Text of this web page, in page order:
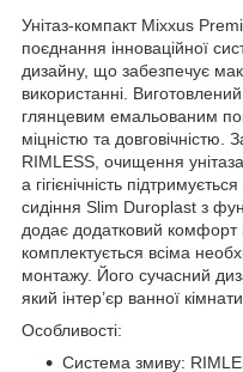
Унітаз-компакт Mixxus
поєднання інноваційної
дизайну, що забезпечує
використанні.
глянцевим емальованим
міцністю та довговічністю.
RIMLESS, очищення
а гігієнічність
сидіння Slim Duroplast з
додає додатковий комфорт
комплектується всіма
монтажу. Його сучасний
який інтер’єр ванної кімнати.
Особливості:
Система змиву: